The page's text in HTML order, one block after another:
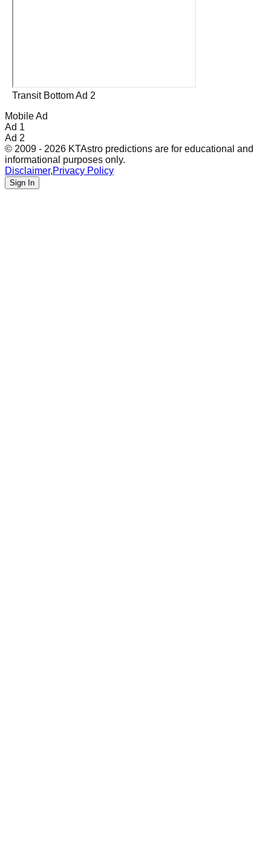
Transit Bottom Ad 2
Mobile Ad
Ad 1
Ad 2
© 2009 - 2026 KTAstro predictions are for educational and
informational purposes only.
Disclaimer,Privacy Policy
Sign In